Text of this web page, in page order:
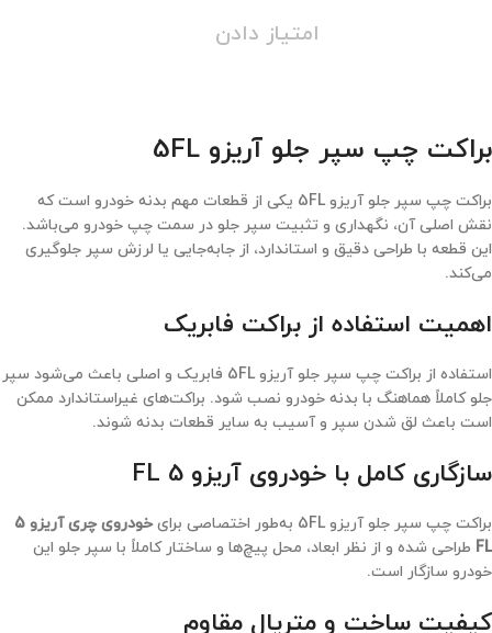
امتیاز دادن
براکت چپ سپر جلو آریزو 5FL
براکت چپ سپر جلو آریزو 5FL یکی از قطعات مهم بدنه خودرو است که
نقش اصلی آن، نگهداری و تثبیت سپر جلو در سمت چپ خودرو می‌باشد.
این قطعه با طراحی دقیق و استاندارد، از جابه‌جایی یا لرزش سپر جلوگیری
می‌کند.
اهمیت استفاده از براکت فابریک
استفاده از براکت چپ سپر جلو آریزو 5FL فابریک و اصلی باعث می‌شود سپر
جلو کاملاً هماهنگ با بدنه خودرو نصب شود. براکت‌های غیراستاندارد ممکن
است باعث لق شدن سپر و آسیب به سایر قطعات بدنه شوند.
سازگاری کامل با خودروی آریزو 5 FL
براکت چپ سپر جلو آریزو 5FL به‌طور اختصاصی برای
خودروی چری آریزو 5
FL طراحی شده و از نظر ابعاد، محل پیچ‌ها و ساختار کاملاً با سپر جلو این
خودرو سازگار است.
کیفیت ساخت و متریال مقاوم